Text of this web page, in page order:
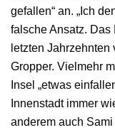
gefallen“ an. „Ich
falsche Ansatz.
letzten Jahrzehnten
Gropper. Vielmehr
Insel „etwas
Innenstadt immer
anderem auch